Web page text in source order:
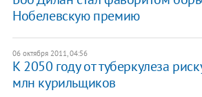
Нобелевскую премию
06 октября 2011, 04:56
​К 2050 году от туберкулеза
млн курильщиков